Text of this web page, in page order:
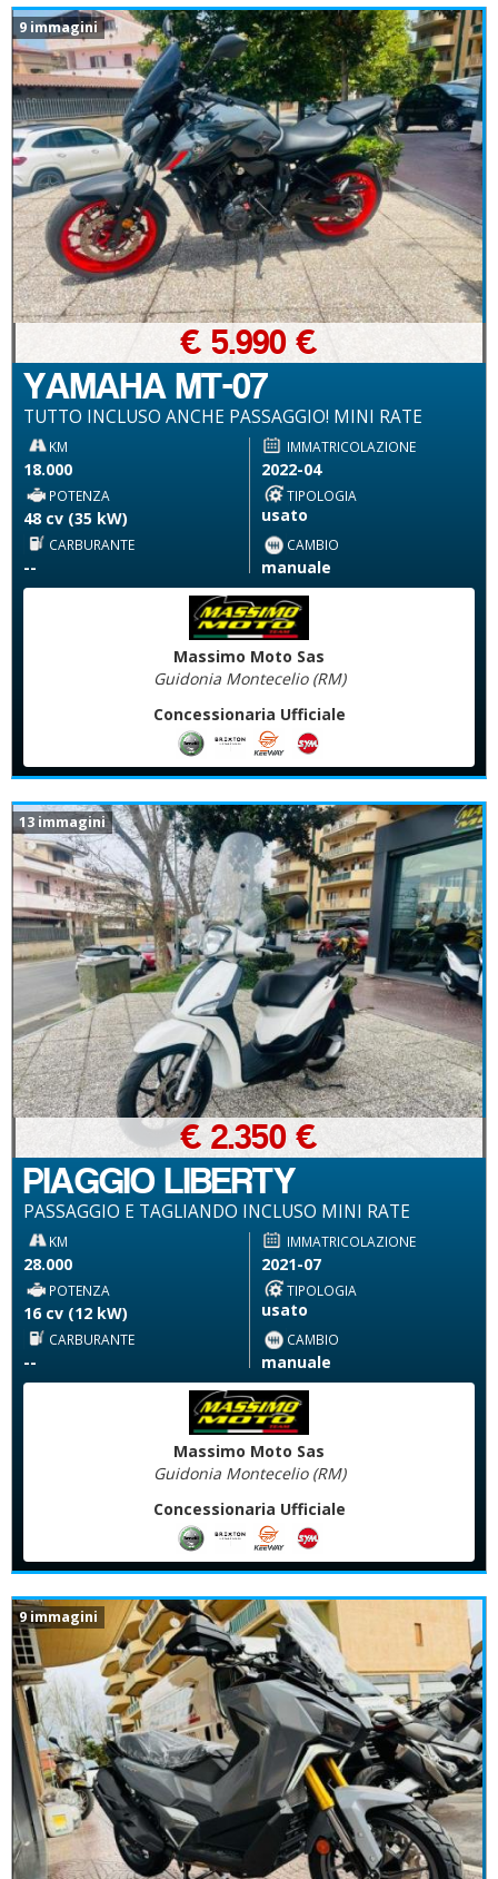
9 immagini
YAMAHA MT-07
TUTTO INCLUSO ANCHE PASSAGGIO! MINI RATE
€ 5.990 €
KM
18.000
IMMATRICOLAZIONE
2022-04
POTENZA
48 cv (35 kW)
TIPOLOGIA
usato
CARBURANTE
--
CAMBIO
manuale
Massimo Moto Sas
Guidonia Montecelio (RM)
Concessionaria Ufficiale
13 immagini
PIAGGIO LIBERTY
PASSAGGIO E TAGLIANDO INCLUSO MINI RATE
€ 2.350 €
KM
28.000
IMMATRICOLAZIONE
2021-07
POTENZA
16 cv (12 kW)
TIPOLOGIA
usato
CARBURANTE
--
CAMBIO
manuale
Massimo Moto Sas
Guidonia Montecelio (RM)
Concessionaria Ufficiale
9 immagini